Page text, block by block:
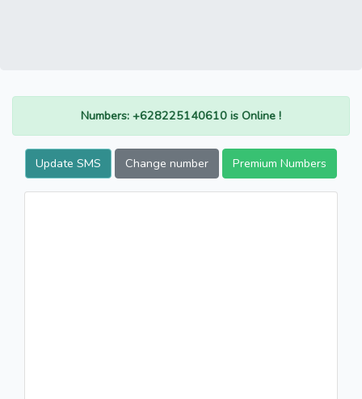
Numbers: +628225140610 is Online !
Update SMS Change number Premium Numbers